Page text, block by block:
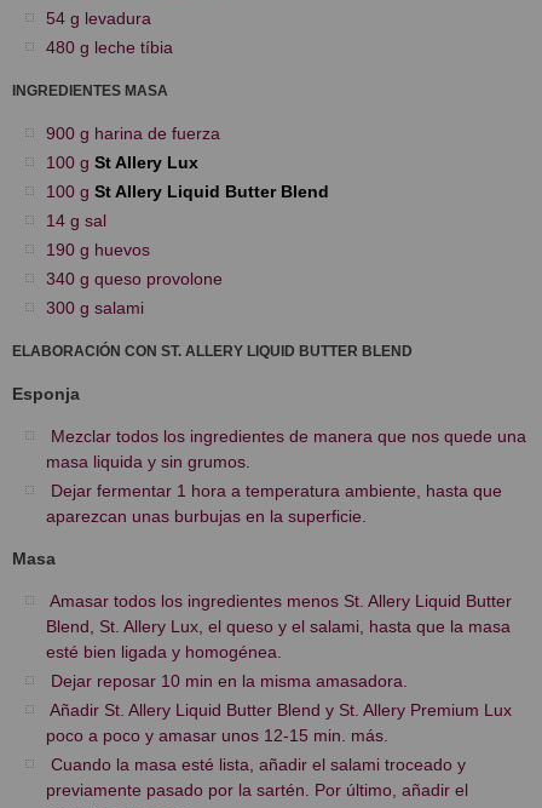
54 g levadura
480 g leche tíbia
INGREDIENTES MASA
900 g harina de fuerza
100 g St Allery Lux
100 g St Allery Liquid Butter Blend
14 g sal
190 g huevos
340 g queso provolone
300 g salami
ELABORACIÓN CON ST. ALLERY LIQUID BUTTER BLEND
Esponja
Mezclar todos los ingredientes de manera que nos quede una
masa liquida y sin grumos.
Dejar fermentar 1 hora a temperatura ambiente, hasta que
aparezcan unas burbujas en la superficie.
Masa
Amasar todos los ingredientes menos St. Allery Liquid Butter
Blend, St. Allery Lux, el queso y el salami, hasta que la masa
esté bien ligada y homogénea.
Dejar reposar 10 min en la misma amasadora.
Añadir St. Allery Liquid Butter Blend y St. Allery Premium Lux
poco a poco y amasar unos 12-15 min. más.
Cuando la masa esté lista, añadir el salami troceado y
previamente pasado por la sartén. Por último, añadir el